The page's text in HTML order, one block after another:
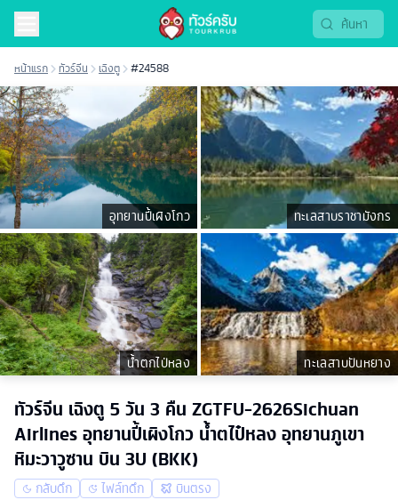
หน้าแรก ทัวร์จีน เฉิงตู #24588
อุทยานปี้เผิงโกว ทะเลสาบราชามังกร
น้ำตกไป่หลง ทะเลสาบปันหยาง
ทัวร์จีน เฉิงตู 5 วัน 3 คืน ZGTFU-2626Sichuan
Airlines อุทยานปี้เผิงโกว น้ำตไป๋หลง อุทยานภูเขา
หิมะวาวูซาน บิน 3U (BKK)
กลับดึก ไฟล์ทดึก
บินตรง